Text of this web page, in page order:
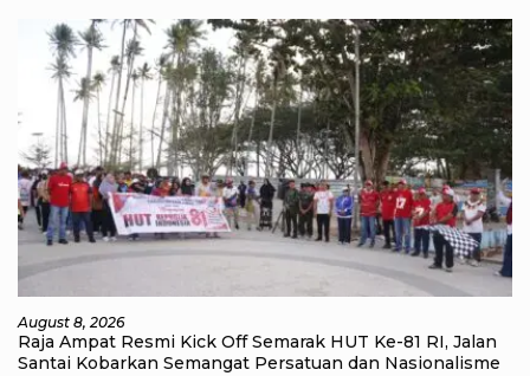
August 8, 2026
Raja Ampat Resmi Kick Off Semarak HUT Ke-81 RI, Jalan
Santai Kobarkan Semangat Persatuan dan Nasionalisme